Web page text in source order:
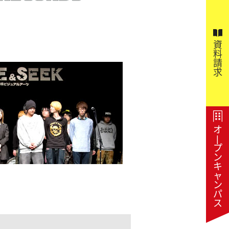
資
料
請
求
オ
プ
ン
キ
ャ
ン
パ
ス